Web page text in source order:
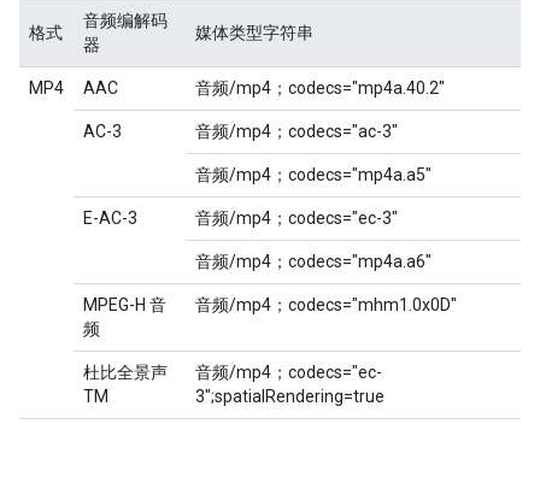
格式
音频编解码
器
媒体类型字符串
MP4 AAC 音频/mp4；codecs="mp4a.40.2"
AC-3 音频/mp4；codecs="ac-3"
音频/mp4；codecs="mp4a.a5"
E-AC-3 音频/mp4；codecs="ec-3"
音频/mp4；codecs="mp4a.a6"
MPEG-H 音
频
音频/mp4；codecs="mhm1.0x0D"
杜比全景声
TM
音频/mp4；codecs="ec-
3";spatialRendering=true